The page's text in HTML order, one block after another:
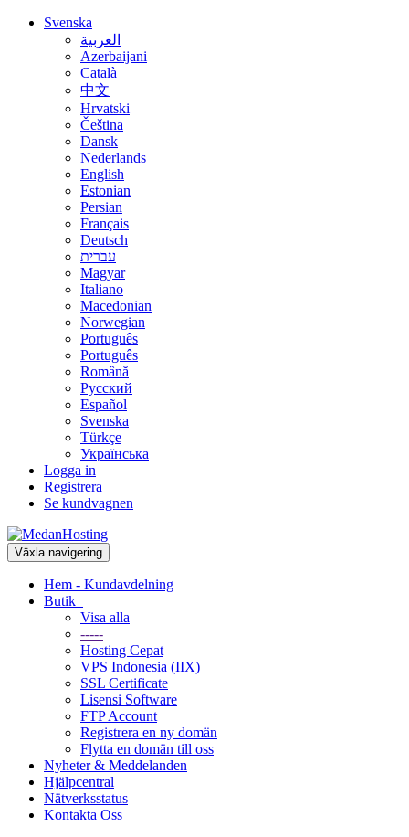
Svenska
العربية
Azerbaijani
Català
中文
Hrvatski
Čeština
Dansk
Nederlands
English
Estonian
Persian
Français
Deutsch
עברית
Magyar
Italiano
Macedonian
Norwegian
Português
Português
Română
Русский
Español
Svenska
Türkçe
Українська
Logga in
Registrera
Se kundvagnen
Växla navigering
Hem - Kundavdelning
Butik
Visa alla
-----
Hosting Cepat
VPS Indonesia (IIX)
SSL Certificate
Lisensi Software
FTP Account
Registrera en ny domän
Flytta en domän till oss
Nyheter & Meddelanden
Hjälpcentral
Nätverksstatus
Kontakta Oss